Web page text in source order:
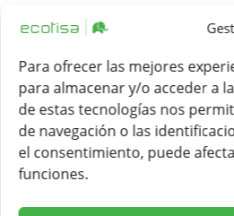
Para ofrecer las mejores
para almacenar y/o acceder a
de estas tecnologías nos
de navegación o las
el consentimiento, puede
funciones.